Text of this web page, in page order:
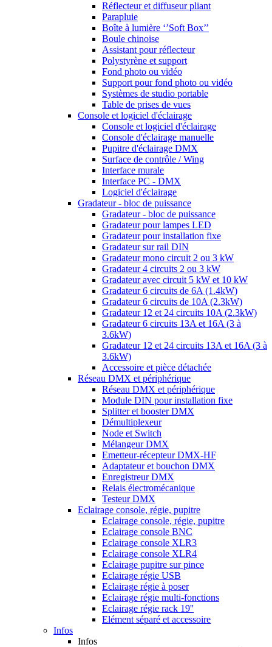
Réflecteur et diffuseur pliant
Parapluie
Boîte à lumière ‘’Soft Box’’
Boule chinoise
Assistant pour réflecteur
Polystyrène et support
Fond photo ou vidéo
Support pour fond photo ou vidéo
Systèmes de studio portable
Table de prises de vues
Console et logiciel d'éclairage
Console et logiciel d'éclairage
Console d'éclairage manuelle
Pupitre d'éclairage DMX
Surface de contrôle / Wing
Interface murale
Interface PC - DMX
Logiciel d'éclairage
Gradateur - bloc de puissance
Gradateur - bloc de puissance
Gradateur pour lampes LED
Gradateur pour installation fixe
Gradateur sur rail DIN
Gradateur mono circuit 2 ou 3 kW
Gradateur 4 circuits 2 ou 3 kW
Gradateur avec circuit 5 kW et 10 kW
Gradateur 6 circuits de 6A (1.4kW)
Gradateur 6 circuits de 10A (2.3kW)
Gradateur 12 et 24 circuits 10A (2.3kW)
Gradateur 6 circuits 13A et 16A (3 à
3.6kW)
Gradateur 12 et 24 circuits 13A et 16A (3 à
3.6kW)
Accessoire et pièce détachée
Réseau DMX et périphérique
Réseau DMX et périphérique
Module DIN pour installation fixe
Splitter et booster DMX
Démultiplexeur
Node et Switch
Mélangeur DMX
Emetteur-récepteur DMX-HF
Adaptateur et bouchon DMX
Enregistreur DMX
Relais électromécanique
Testeur DMX
Eclairage console, régie, pupitre
Eclairage console, régie, pupitre
Eclairage console BNC
Eclairage console XLR3
Eclairage console XLR4
Eclairage pupitre sur pince
Eclairage régie USB
Eclairage régie à poser
Eclairage régie multi-fonctions
Eclairage régie rack 19''
Elément séparé et accessoire
Infos
Infos